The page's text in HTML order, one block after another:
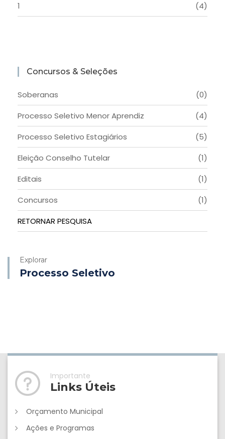
1
(4)
Concursos & Seleções
Soberanas
(0)
Processo Seletivo Menor Aprendiz
(4)
Processo Seletivo Estagiários
(5)
Eleição Conselho Tutelar
(1)
Editais
(1)
Concursos
(1)
RETORNAR PESQUISA
Explorar
Processo Seletivo
Importante
Links Úteis
Orçamento Municipal
Ações e Programas